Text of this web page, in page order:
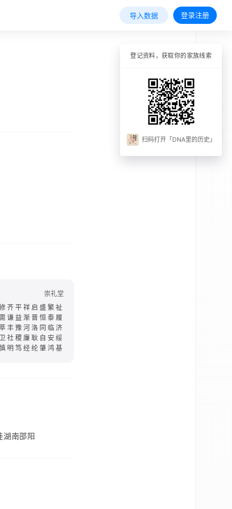
导入数据 登录注册
崇礼堂
齐平祥启盛繁祉
谦益渐晋恒泰履
丰豫河洛同临济
社稷廉耿自安绥
明笃经纶肇鸿基
湖南邵阳
登记资料，获取你的家族线索
扫码打开「DNA里的历史」